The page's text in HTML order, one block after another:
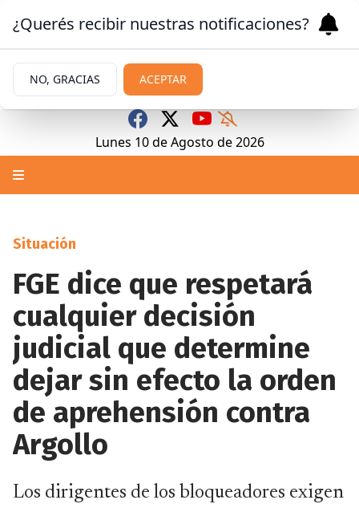
Lunes 10 de Agosto de 2026
Situación
FGE dice que respetará
cualquier decisión
judicial que determine
dejar sin efecto la orden
de aprehensión contra
Argollo
Los dirigentes de los bloqueadores exigen
¿Querés recibir nuestras notificaciones?
NO, GRACIAS ACEPTAR